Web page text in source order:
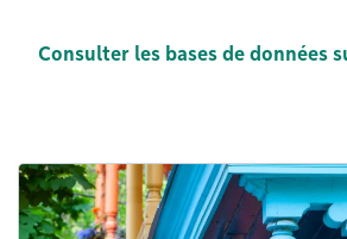
Consulter les bases de données